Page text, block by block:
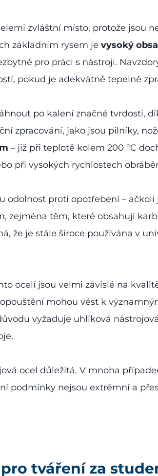
zvláštní místo, protože jsou
základním rysem je vysoký
pro práci s nástroji.
pokud je adekvátně tepelně
po kalení značné tvrdosti,
zpracování, jako jsou pilníky,
– již při teplotě kolem 200 °C
při vysokých rychlostech
odolnost proti opotřebení –
zejména těm, které obsahují
že je stále široce používána v
ocelí jsou velmi závislé na
mohou vést k
vyžaduje uhlíková
ocel důležitá. V mnoha
podmínky nejsou extrémní a
tváření za